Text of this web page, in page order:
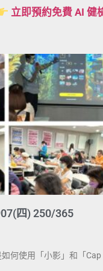
立即預約免費 AI 健
四) 250/365
何使用「小影」和「Cap